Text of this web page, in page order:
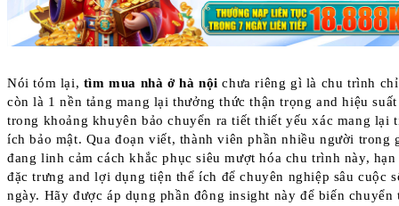
Nói tóm lại, tìm mua nhà ở hà nội chưa riêng gì là chu trình
còn là 1 nền tảng mang lại thưởng thức thận trọng and hiệu
trong khoảng khuyên bảo chuyển ra tiết thiết yếu xác mang lại
ích bảo mật. Qua đoạn viết, thành viên phần nhiều người trong
đang linh cảm cách khắc phục siêu mượt hóa chu trình này,
đặc trưng and lợi dụng tiện thể ích để chuyên nghiệp sâu cuộc
ngày. Hãy được áp dụng phần đông insight này để biến chuyển